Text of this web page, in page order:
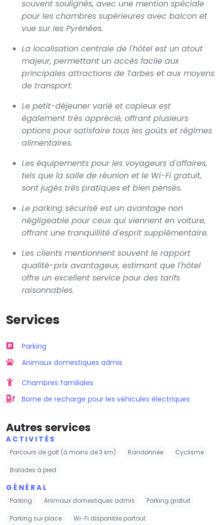
souvent soulignés, avec une mention spéciale
pour les chambres supérieures avec balcon et
vue sur les Pyrénées.
La localisation centrale de l'hôtel est un atout
majeur, permettant un accès facile aux
principales attractions de Tarbes et aux moyens
de transport.
Le petit-déjeuner varié et copieux est
également très apprécié, offrant plusieurs
options pour satisfaire tous les goûts et régimes
alimentaires.
Les équipements pour les voyageurs d'affaires,
tels que la salle de réunion et le Wi-Fi gratuit,
sont jugés très pratiques et bien pensés.
Le parking sécurisé est un avantage non
négligeable pour ceux qui viennent en voiture,
offrant une tranquillité d'esprit supplémentaire.
Les clients mentionnent souvent le rapport
qualité-prix avantageux, estimant que l'hôtel
offre un excellent service pour des tarifs
raisonnables.
Services
Parking
Animaux domestiques admis
Chambres familiales
Borne de recharge pour les véhicules électriques
Autres services
ACTIVITÉS
Parcours de golf (à moins de 3 km) Randonnée Cyclisme
Balades à pied
GÉNÉRAL
Parking Animaux domestiques admis Parking gratuit
Parking sur place Wi-Fi disponible partout